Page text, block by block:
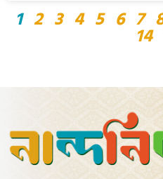
1 2 3 4 5 6 7
14